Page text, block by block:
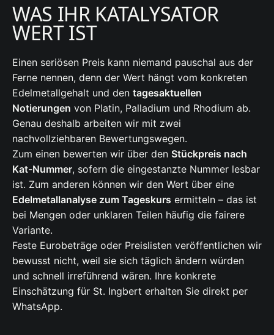
WAS IHR KATALYSATOR
WERT IST
Einen seriösen Preis kann niemand pauschal aus der
Ferne nennen, denn der Wert hängt vom konkreten
Edelmetallgehalt und den tagesaktuellen
Notierungen von Platin, Palladium und Rhodium ab.
Genau deshalb arbeiten wir mit zwei
nachvollziehbaren Bewertungswegen.
Zum einen bewerten wir über den Stückpreis nach
Kat-Nummer, sofern die eingestanzte Nummer lesbar
ist. Zum anderen können wir den Wert über eine
Edelmetallanalyse zum Tageskurs ermitteln – das ist
bei Mengen oder unklaren Teilen häufig die fairere
Variante.
Feste Eurobeträge oder Preislisten veröffentlichen wir
bewusst nicht, weil sie sich täglich ändern würden
und schnell irreführend wären. Ihre konkrete
Einschätzung für St. Ingbert erhalten Sie direkt per
WhatsApp.